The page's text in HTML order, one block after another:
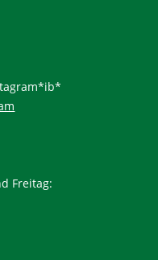
Freitag: